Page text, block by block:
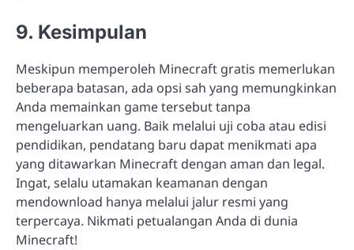
9. Kesimpulan
Meskipun memperoleh Minecraft gratis memerlukan
beberapa batasan, ada opsi sah yang memungkinkan
Anda memainkan game tersebut tanpa
mengeluarkan uang. Baik melalui uji coba atau edisi
pendidikan, pendatang baru dapat menikmati apa
yang ditawarkan Minecraft dengan aman dan legal.
Ingat, selalu utamakan keamanan dengan
mendownload hanya melalui jalur resmi yang
terpercaya. Nikmati petualangan Anda di dunia
Minecraft!